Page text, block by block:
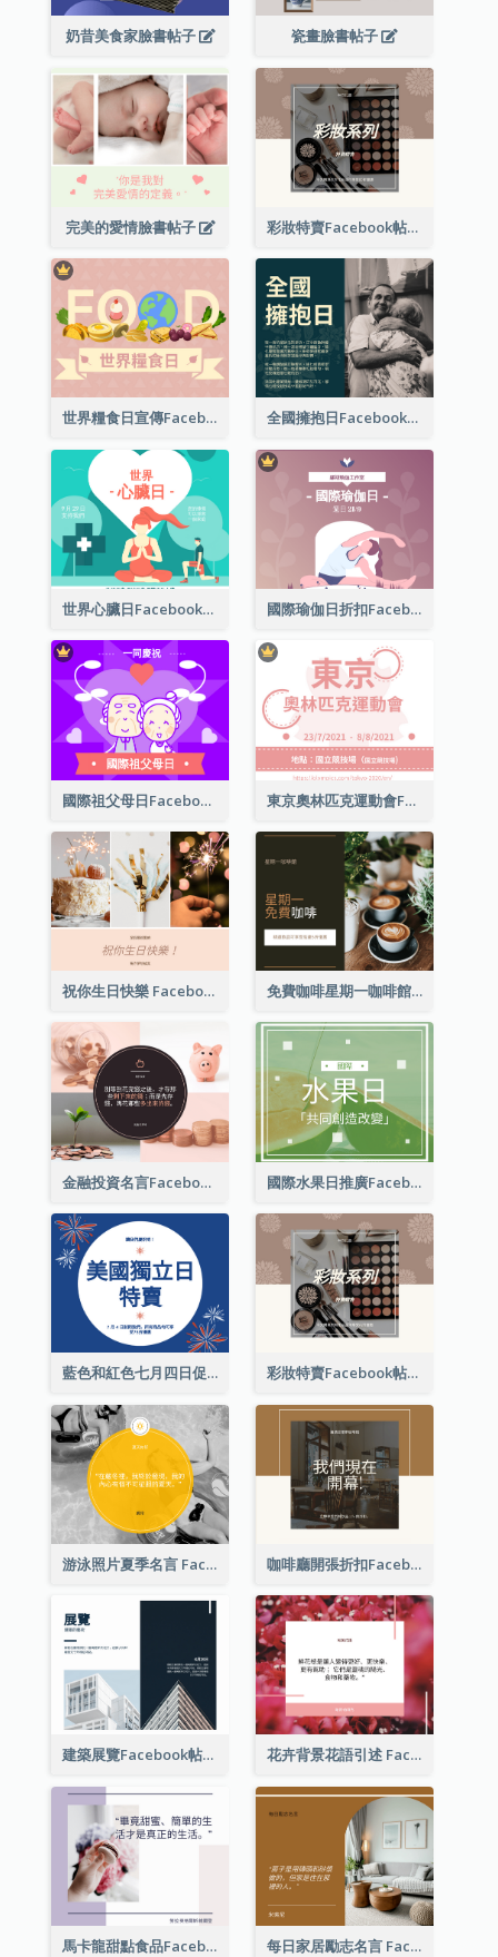
奶昔美食家臉書帖子 瓷畫臉書帖子
完美的愛情臉書帖子 彩妝特賣Facebook帖子
世界糧食日宣傳Facebook帖子 全國擁抱日Facebook帖子
世界心臟日Facebook帖子 國際瑜伽日折扣Facebook帖子
國際祖父母日Facebook帖子 東京奧林匹克運動會Facebook帖子
祝你生日快樂 Facebook 帖子 免費咖啡星期一咖啡館 Facebook 帖子
金融投資名言Facebook帖子 國際水果日推廣Facebook帖子
藍色和紅色七月四日促銷 Facebook 帖子 彩妝特賣Facebook帖子
游泳照片夏季名言 Facebook 帖子 咖啡廳開張折扣Facebook帖子
建築展覽Facebook帖子 花卉背景花語引述 Facebook 帖子
馬卡龍甜點食品Facebook帖子 每日家居勵志名言 Facebook 帖子